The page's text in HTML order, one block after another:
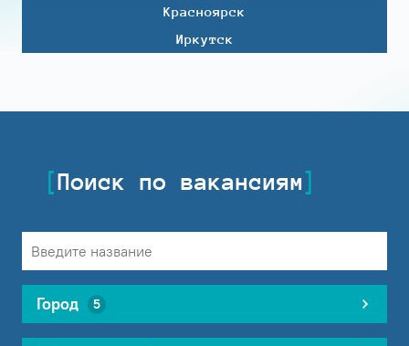
Красноярск
Иркутск
Поиск по вакансиям
Город 5